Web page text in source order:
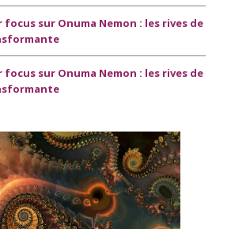
focus sur Onuma Nemon : les rives de
focus sur Onuma Nemon : les rives de